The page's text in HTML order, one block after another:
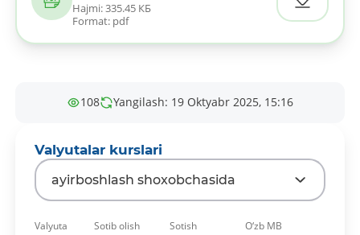
Hajmi: 335.45 КБ
Format: pdf
108 Yangilash: 19 Oktyabr 2025, 15:16
Valyutalar kurslari
ayirboshlash shoxobchasida
Valyuta Sotib olish Sotish O‘zb MB